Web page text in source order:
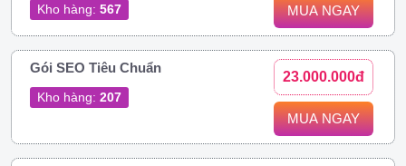
Kho hàng: 567 MUA NGAY
Gói SEO Tiêu Chuẩn
Kho hàng: 207
23.000.000đ
MUA NGAY